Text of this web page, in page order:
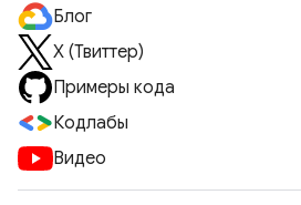
Блог
X (Твиттер)
Примеры кода
Кодлабы
Видео